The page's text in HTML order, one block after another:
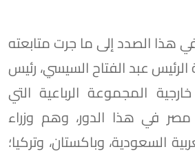
في هذا الصدد إلى ما جرت متابعته
عبد الفتاح السيسي، رئيس
المجموعة الرباعية التي
في هذا الدور، وهم وزراء
السعودية، وباكستان، وتركيا؛